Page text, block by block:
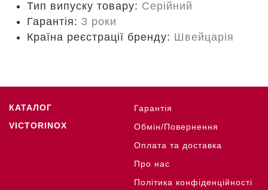
Тип випуску товару: Серійний
Гарантія: 3 роки
Країна реєстрації бренду: Швейцарія
КАТАЛОГ
VICTORINOX
Гарантія
Обмін/Повернення
Оплата та доставка
Про нас
Політика конфіденційності